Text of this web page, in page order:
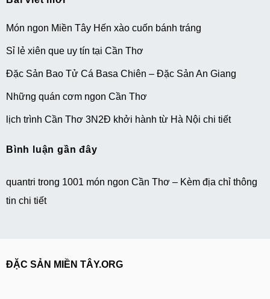
Món ngon Miền Tây Hến xào cuốn bánh tráng
Sỉ lẻ xiên que uy tín tại Cần Thơ
Đặc Sản Bao Tử Cá Basa Chiên – Đặc Sản An Giang
Những quán cơm ngon Cần Thơ
lịch trình Cần Thơ 3N2Đ khởi hành từ Hà Nội chi tiết
Bình luận gần đây
quantri trong 1001 món ngon Cần Thơ – Kèm địa chỉ thông
tin chi tiết
ĐẶC SẢN MIỀN TÂY.ORG